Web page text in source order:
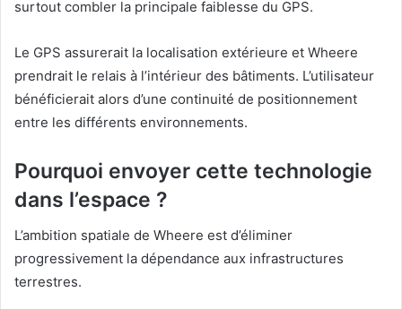
surtout combler la principale faiblesse du GPS.
Le GPS assurerait la localisation extérieure et Wheere
prendrait le relais à l’intérieur des bâtiments. L’utilisateur
bénéficierait alors d’une continuité de positionnement
entre les différents environnements.
Pourquoi envoyer cette technologie
dans l’espace ?
L’ambition spatiale de Wheere est d’éliminer
progressivement la dépendance aux infrastructures
terrestres.